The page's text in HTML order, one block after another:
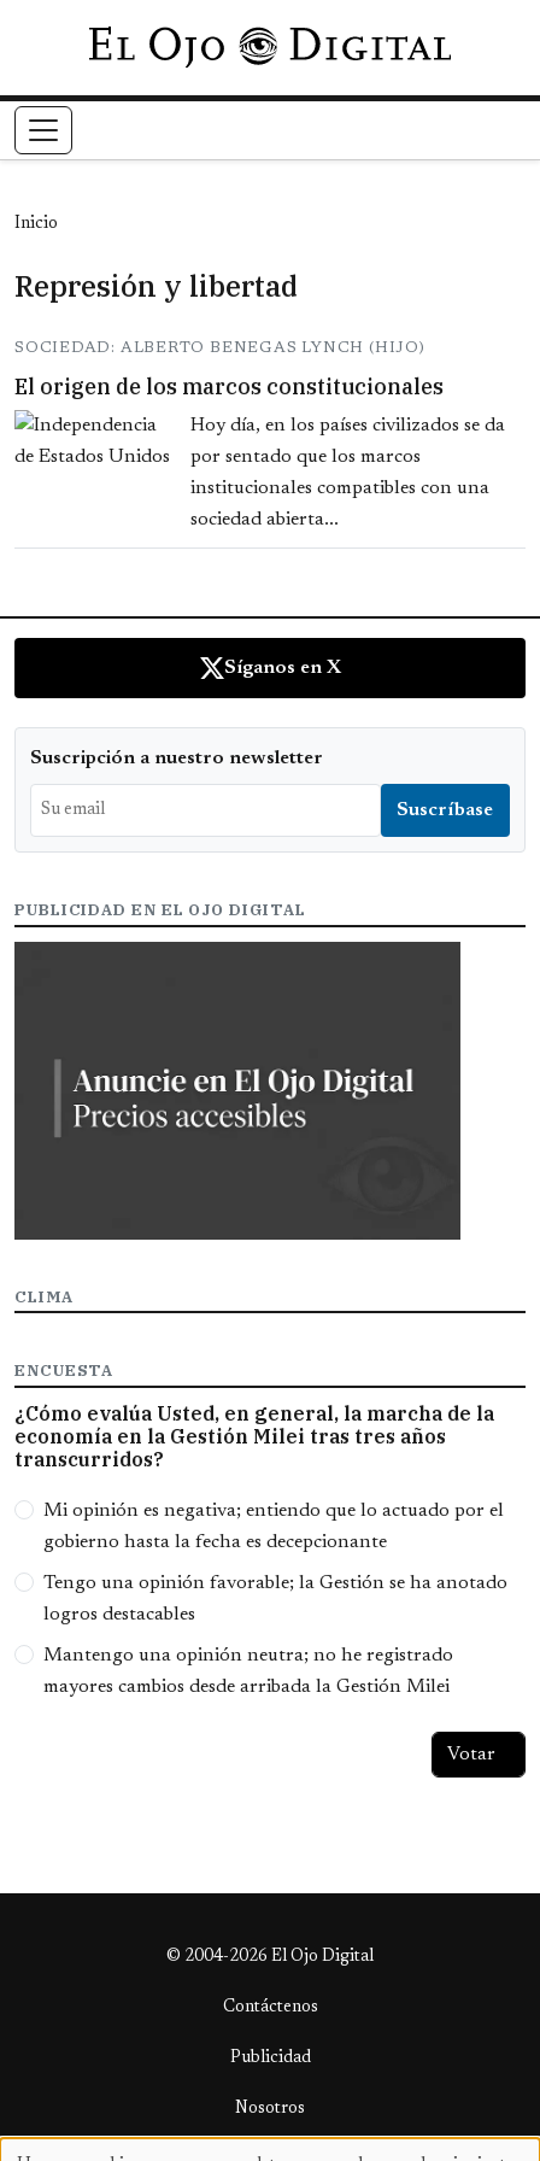
Pasar al contenido principal
Inicio
Represión y libertad
SOCIEDAD: ALBERTO BENEGAS LYNCH (HIJO)
El origen de los marcos constitucionales
Hoy día, en los países civilizados se da
por sentado que los marcos
institucionales compatibles con una
sociedad abierta...
Síganos en X
Suscripción a nuestro newsletter
PUBLICIDAD EN EL OJO DIGITAL
CLIMA
ENCUESTA
¿Cómo evalúa Usted, en general, la marcha de la
economía en la Gestión Milei tras tres años
transcurridos?
Opciones
Mi opinión es negativa; entiendo que lo actuado por el
gobierno hasta la fecha es decepcionante
Tengo una opinión favorable; la Gestión se ha anotado
logros destacables
Mantengo una opinión neutra; no he registrado
mayores cambios desde arribada la Gestión Milei
© 2004-2026 El Ojo Digital
Contáctenos
Publicidad
Nosotros